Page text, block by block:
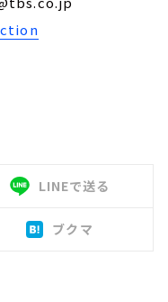
LINEで送る
ブクマ